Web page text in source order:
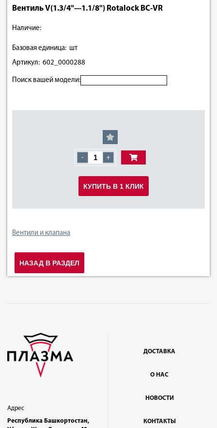
Вентиль V(1.3/4"---1.1/8") Rotalock BC-VR
Наличие:
Базовая единица: шт
Артикул: 602_0000288
Поиск вашей модели:
- +
КУПИТЬ В 1 КЛИК
Вентили и клапана
НАЗАД В РАЗДЕЛ
Адрес
Республика Башкортостан,
ДОСТАВКА
О НАС
НОВОСТИ
КОНТАКТЫ